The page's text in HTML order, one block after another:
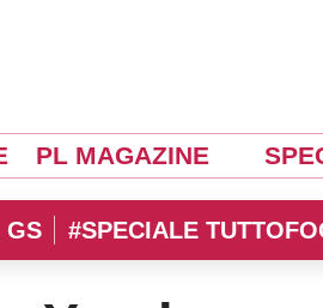
PL MAGAZINE
GS #SPECIALE